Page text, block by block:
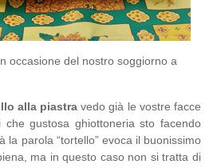
occasione del nostro soggiorno a
alla piastra vedo già le vostre facce
gustosa ghiottoneria sto facendo
la parola “tortello” evoca il buonissimo
ma in questo caso non si tratta di